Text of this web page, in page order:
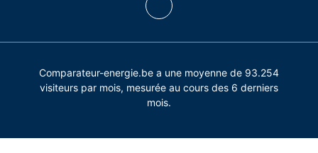
Comparateur-energie.be a une moyenne de 93.254
visiteurs par mois, mesurée au cours des 6 derniers
mois.